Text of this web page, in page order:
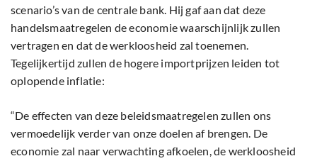
scenario’s van de centrale bank. Hij gaf aan dat deze
handelsmaatregelen de economie waarschijnlijk zullen
vertragen en dat de werkloosheid zal toenemen.
Tegelijkertijd zullen de hogere importprijzen leiden tot
oplopende inflatie:
“De effecten van deze beleidsmaatregelen zullen ons
vermoedelijk verder van onze doelen af brengen. De
economie zal naar verwachting afkoelen, de werkloosheid